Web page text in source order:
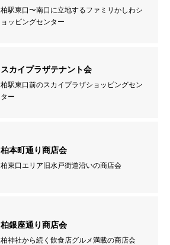
柏駅東口〜南口に立地するファミリかしわシ
ョッピングセンター
スカイプラザテナント会
柏駅東口前のスカイプラザショッピングセン
ター
柏本町通り商店会
柏東口エリア旧水戸街道沿いの商店会
柏銀座通り商店会
柏神社から続く飲食店グルメ満載の商店会